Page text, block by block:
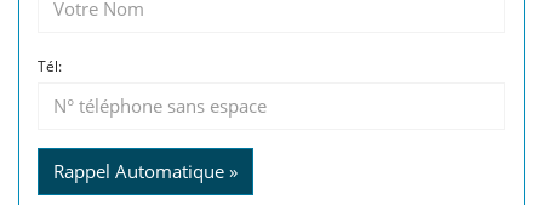
Tél:
Rappel Automatique »